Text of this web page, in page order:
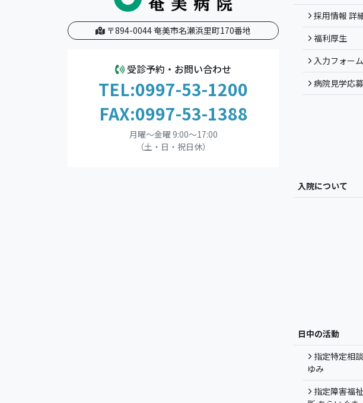
〒894-0044 奄美市名瀬浜里町170番地
受診予約・お問い合わせ
TEL:0997-53-1200
FAX:0997-53-1388
月曜～金曜 9:00～17:00
（土・日・祝日休）
採用情報 詳
福利厚生
入力フォーム
病院見学応
入院について
日中の活動
指定特定相
ゆみ
指定障害福